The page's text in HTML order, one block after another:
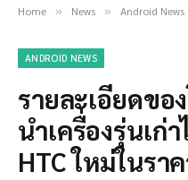
Home » News » Android News
ANDROID NEWS
รายละเอียดขอ
นำเครื่องรุ่นเก่
HTC ใหม่ในรา